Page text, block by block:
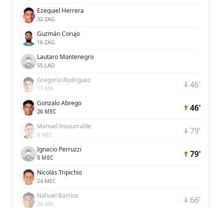
Ezequiel Herrera
32 ZAG
Guzmán Corujo
16 ZAG
Lautaro Montenegro
55 LAD
Gregorio Rodríguez
17 ATA 46'
Gonzalo Abrego
26 MEC 46'
Manuel Insaurralde
8 MEC 79'
Ignacio Perruzzi
5 MEC 79'
Nicolás Tripichio
24 MEC
Nahuel Barrios
28 ATA 66'